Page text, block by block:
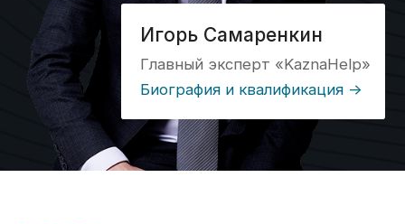
Кейс №6
Открытие лицевого
счета, установка ПО,
получение аванса
Консультация,
открытие ЛС,